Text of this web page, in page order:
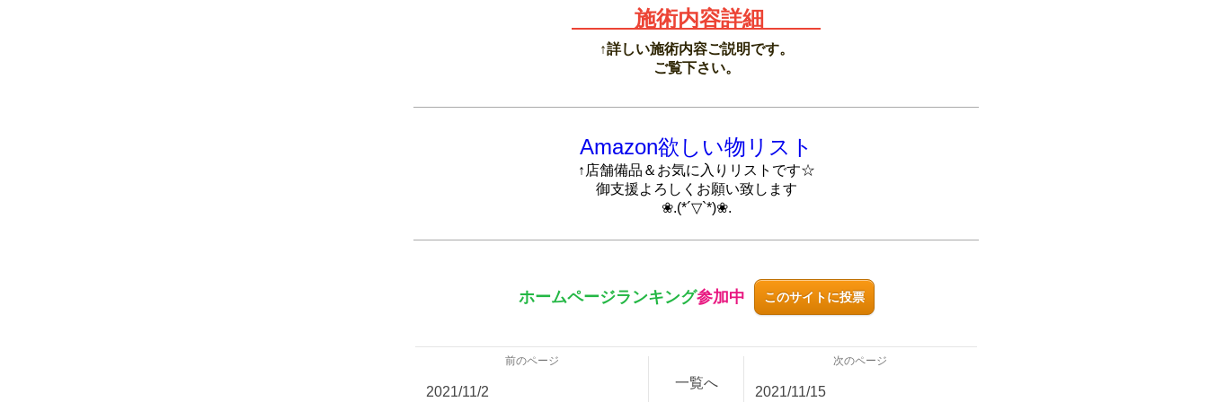
施術内容詳細
↑詳しい施術内容ご説明です。
ご覧下さい。
Amazon欲しい物リスト
↑店舗備品＆お気に入りリストです☆
御支援よろしくお願い致します
❀.(*´▽`*)❀.
ホームページランキング参加中 このサイトに投票
前のページ
2021/11/2
一覧へ
次のページ
2021/11/15